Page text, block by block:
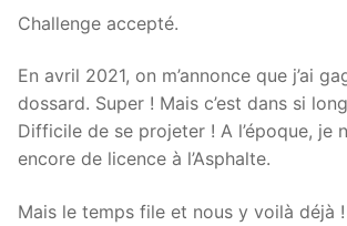
Challenge accepté.
En avril 2021, on m’annonce que j’ai
dossard. Super ! Mais c’est dans si
Difficile de se projeter ! A l’époque, je
encore de licence à l’Asphalte.
Mais le temps file et nous y voilà déjà